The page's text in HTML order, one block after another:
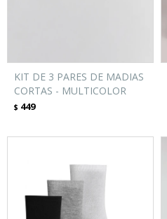
KIT DE 3 PARES DE MADIAS
CORTAS - MULTICOLOR
$ 449